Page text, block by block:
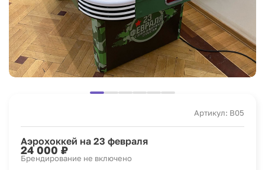
Артикул: B05
Аэрохоккей на 23 февраля
24 000 ₽
Брендирование не включено